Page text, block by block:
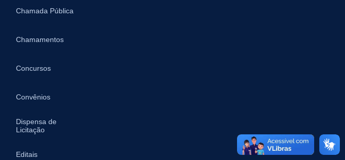
Chamada Pública
Chamamentos
Concursos
Convênios
Dispensa de
Licitação
Editais